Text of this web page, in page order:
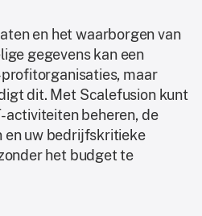
en het waarborgen van
gegevens kan een
maar
dit. Met Scalefusion kunt
activiteiten beheren, de
en uw bedrijfskritieke
het budget te